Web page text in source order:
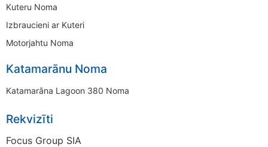
Kuteru Noma
Izbraucieni ar Kuteri
Motorjahtu Noma
Katamarānu Noma
Katamarāna Lagoon 380 Noma
Rekvizīti
Focus Group SIA